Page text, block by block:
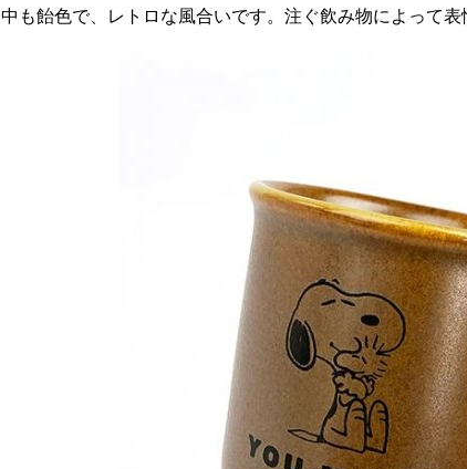
中も飴色で、レトロな風合いです。注ぐ飲み物によって